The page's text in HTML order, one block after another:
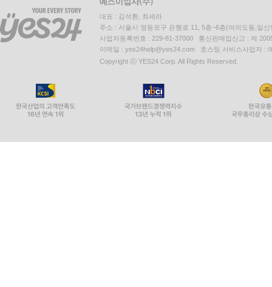
대표 : 김석환, 최세라
주소 : 서울시 영등포구 은행로 11, 5층~6층(여의도동,일신
사업자등록번호 : 229-81-37000 통신판매업신고 : 제
이메일 : yes24help@yes24.com 호스팅 서비스사업자 :
Copyright ⓒ YES24 Corp. All Rights Reserved.